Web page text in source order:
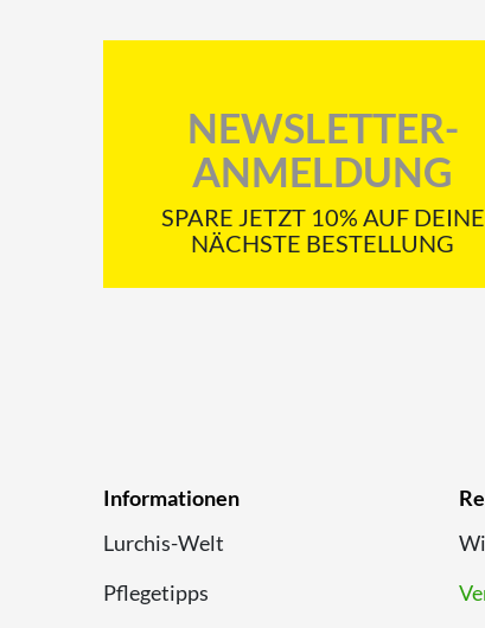
NEWSLETTER-
ANMELDUNG
SPARE JETZT 10% AUF DEINE
NÄCHSTE BESTELLUNG
Informationen
Lurchis-Welt
Pflegetipps